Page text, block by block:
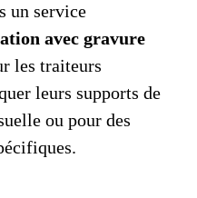
un service
avec gravure
les traiteurs
leurs supports de
ou pour des